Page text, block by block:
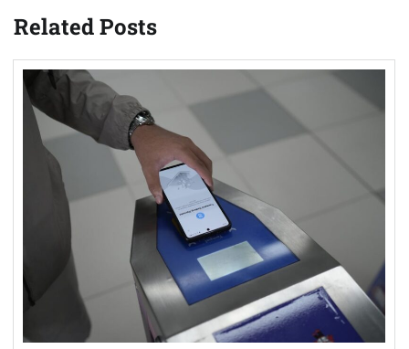
Related Posts